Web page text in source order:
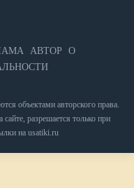
АВТОР
О
объектами авторского права.
разрешается только при
на usatiki.ru